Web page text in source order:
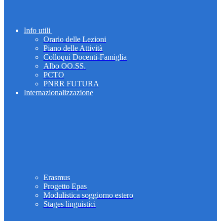
Info utili
Orario delle Lezioni
Piano delle Attività
Colloqui Docenti-Famiglia
Albo OO.SS.
PCTO
PNRR FUTURA
Internazionalizzazione
Erasmus
Progetto Epas
Modulistica soggiorno estero
Stages linguistici